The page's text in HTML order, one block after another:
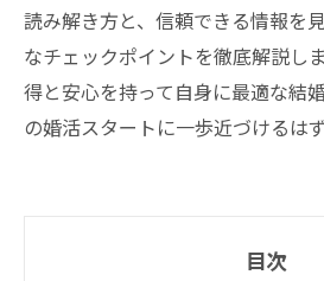
読み解き方と、信頼できる情報を
なチェックポイントを徹底解説し
得と安心を持って自身に最適な結
の婚活スタートに一歩近づけるはず
目次